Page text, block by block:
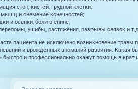
стоп, кистей, грудной клетки;
и онемение конечностей;
и осанки, боли в спине;
ушибы, растяжения, разрывы связок и
пациента не исключено возникновение
и врожденных аномалий развития. Какая
и профессионально окажут помощь в